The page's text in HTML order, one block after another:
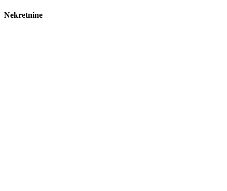
Nekretnine